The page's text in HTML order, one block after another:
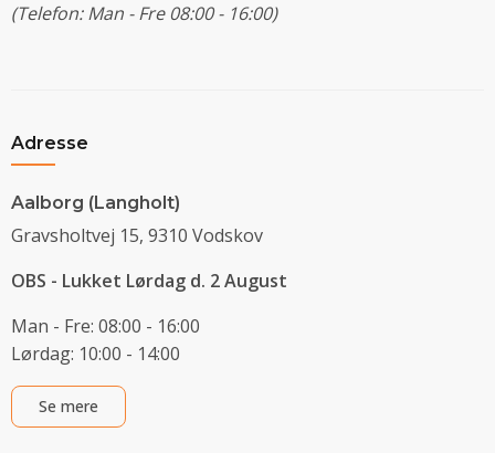
(Telefon: Man - Fre 08:00 - 16:00)
Adresse
Aalborg (Langholt)
Gravsholtvej 15, 9310 Vodskov
OBS - Lukket Lørdag d. 2 August
Man - Fre: 08:00 - 16:00
Lørdag: 10:00 - 14:00
Se mere